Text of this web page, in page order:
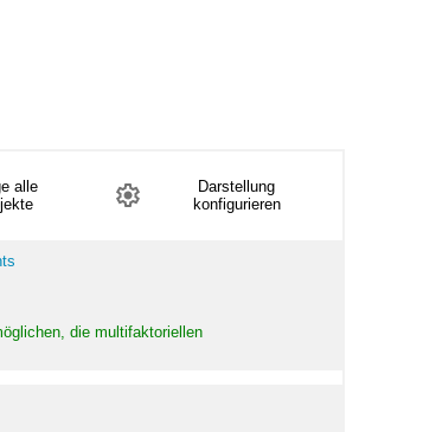
alle
Darstellung
konfigurieren
die multifaktoriellen